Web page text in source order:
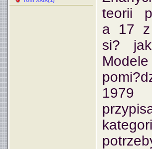
teorii
a 17 z
si?